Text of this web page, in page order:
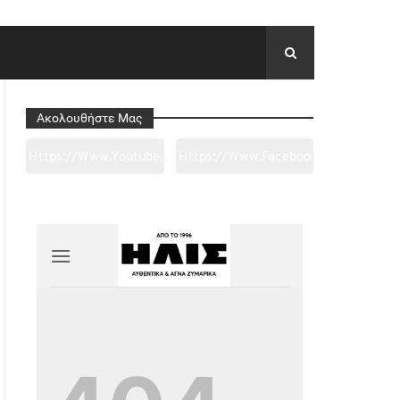
Ακολουθήστε Μας
2ge3sheyTkgpAkeBan
Ref=pages_you_mana